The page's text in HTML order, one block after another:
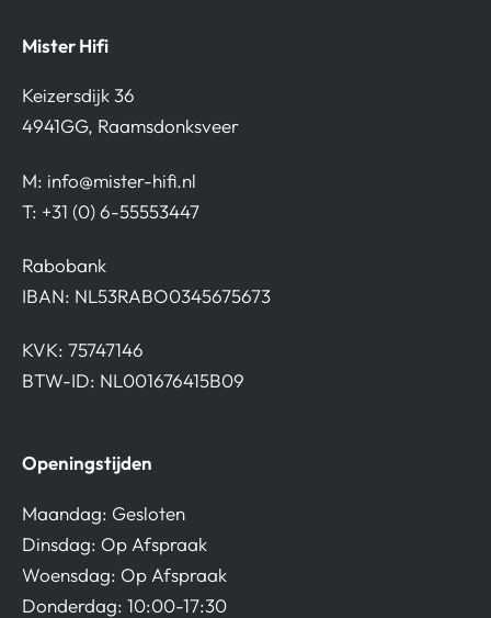
Mister Hifi
Keizersdijk 36
4941GG, Raamsdonksveer
M: info@mister-hifi.nl
T: +31 (0) 6-55553447
Rabobank
IBAN: NL53RABO0345675673
KVK: 75747146
BTW-ID: NL001676415B09
Openingstijden
Maandag: Gesloten
Dinsdag: Op Afspraak
Woensdag: Op Afspraak
Donderdag: 10:00-17:30